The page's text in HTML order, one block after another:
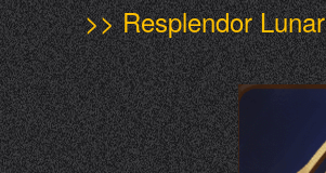
>> Resplendor Lunar